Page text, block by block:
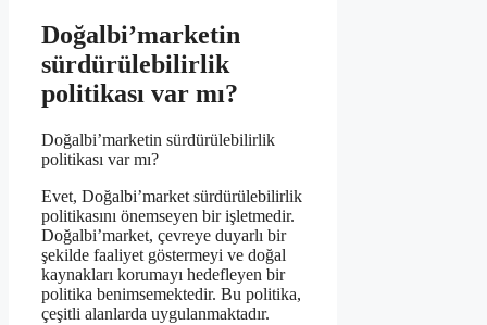
Doğalbi’marketin
sürdürülebilirlik
politikası var mı?
Doğalbi’marketin sürdürülebilirlik
politikası var mı?
Evet, Doğalbi’market sürdürülebilirlik
politikasını önemseyen bir işletmedir.
Doğalbi’market, çevreye duyarlı bir
şekilde faaliyet göstermeyi ve doğal
kaynakları korumayı hedefleyen bir
politika benimsemektedir. Bu politika,
çeşitli alanlarda uygulanmaktadır.